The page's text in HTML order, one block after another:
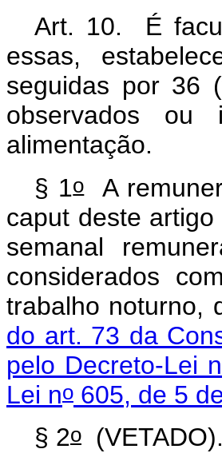
Art. 10. É
essas,
seguidas por 36
observados ou
alimentação.
§ 1oA
caput deste
semanal
considerados
trabalho noturno,
do art. 73 da
pelo Decreto-Lei
Lei no 605, de 5
§ 2o (VETADO).